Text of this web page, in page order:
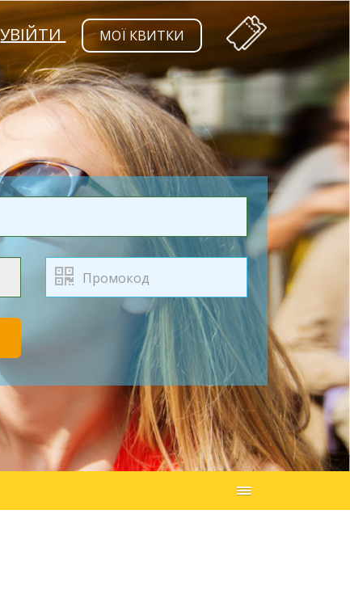
УВІЙТИ МОЇ КВИТКИ